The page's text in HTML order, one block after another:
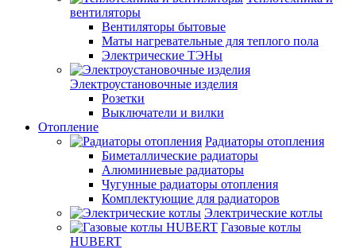
вентиляторы
Вентиляторы бытовые
Маты нагревательные для теплого пола
Электрические ТЭНы
Электроустановочные изделия
Розетки
Выключатели и вилки
Отопление
Радиаторы отопления
Биметаллические радиаторы
Алюминиевые радиаторы
Чугунные радиаторы отопления
Комплектующие для радиаторов
Электрические котлы
Газовые котлы
HUBERT